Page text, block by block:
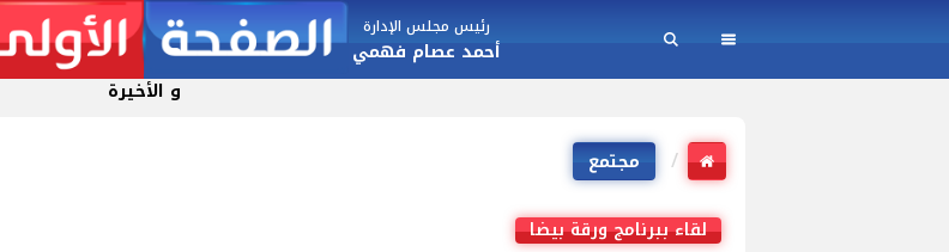
رئيس مجلس الإدارة
أحمد عصام فهمي
و الأخيرة
مجتمع
لقاء ببرنامج ورقة بيضا